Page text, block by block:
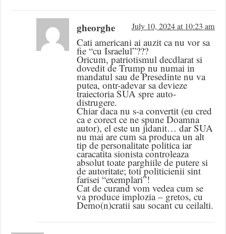
gheorghe July 10, 2024 at 10:23 am
Cati americani ai auzit ca nu vor sa
fie “cu Israelul”???
Oricum, patriotismul decdlarat si
dovedit de Trump nu numai in
mandatul sau de Presedinte nu va
putea, ontr-adevar sa devieze
traiectoria SUA spre auto-
distrugere.
Chiar daca nu s-a convertit (eu cred
ca e corect ce ne spune Doamna
autor), el este un jidanit… dar SUA
nu mai are cum sa produca un alt
tip de personalitate politica iar
caracatita sionista controleaza
absolut toate parghiile de putere si
de autoritate; toti politicienii sint
farisei “exemplari”!
Cat de curand vom vedea cum se
va produce implozia – gretos, cu
Demo(n)cratii sau socant cu ceilalti.